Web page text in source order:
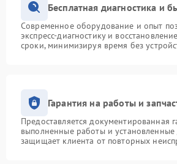
Бесплатная диагностика и
Современное оборудование и опыт
экспресс-диагностику и
сроки, минимизируя время без
Гарантия на работы и
Предоставляется документированная
выполненные работы и установленные
защищает клиента от повторных